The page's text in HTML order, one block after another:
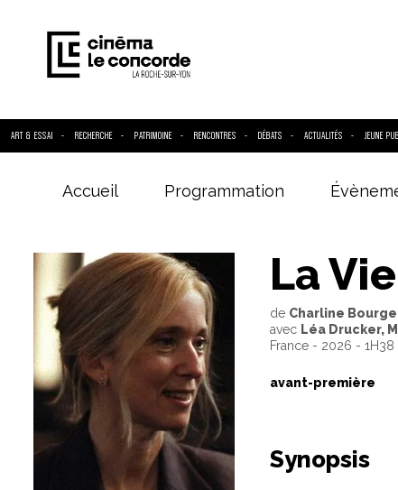
ART & ESSAI RECHERCHE PATRIMOINE RENCONTRES DÉBATS ACTUALITÉS JEUNE
Accueil Programmation
La
de Charline
avec Léa Drucker,
France - 2026 - 1H38
avant-première
Synopsis